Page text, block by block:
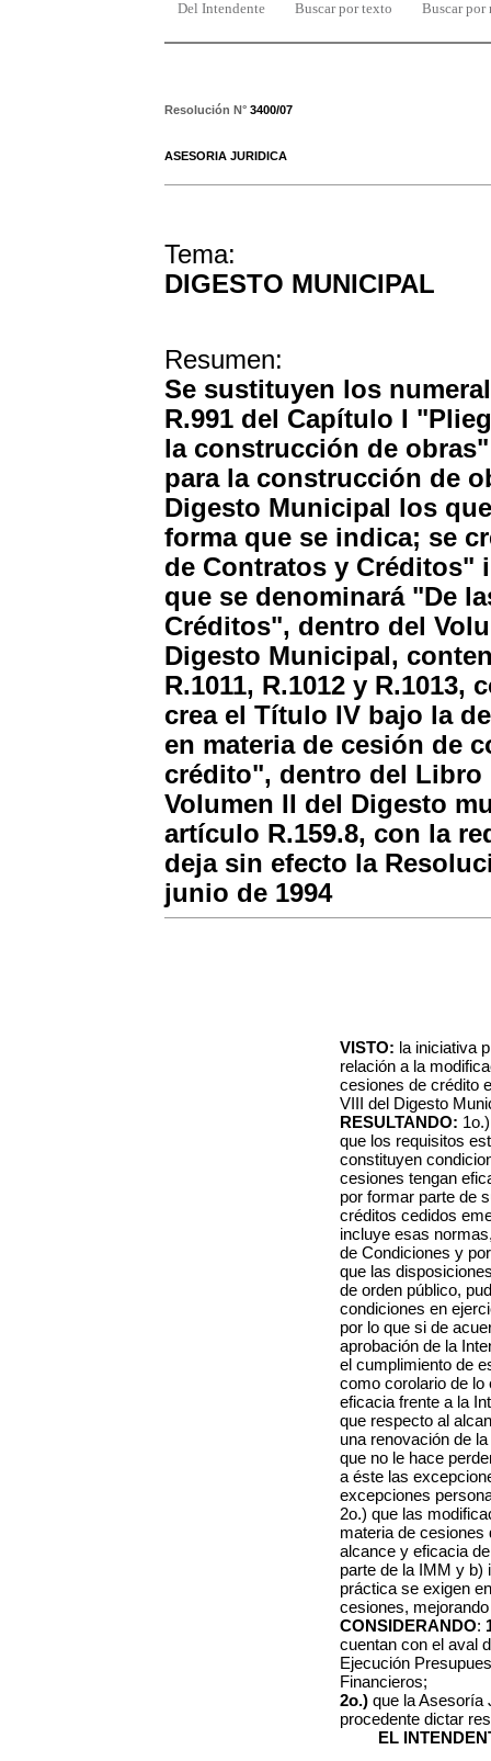
Del Intendente Buscar por texto Buscar por
Resolución N° 3400/07
ASESORIA JURIDICA
Tema:
DIGESTO MUNICIPAL
Resumen:
Se sustituyen los
R.991 del Capítulo I
la construcción de
para la construcción de
Digesto Municipal los
forma que se indica; se
de Contratos y Créditos"
que se denominará "De
Créditos", dentro del
Digesto Municipal,
R.1011, R.1012 y
crea el Título IV bajo la
en materia de cesión de
crédito", dentro del Libro
Volumen II del Digesto
artículo R.159.8, con la
deja sin efecto la
junio de 1994
VISTO: la iniciativa
relación a la
cesiones de crédito
VIII del Digesto
RESULTANDO:
que los requisitos
constituyen
cesiones tengan
por formar parte de
créditos cedidos
incluye esas
de Condiciones y
que las
de orden público,
condiciones en
por lo que si de
aprobación de la
el cumplimiento de
como corolario de lo
eficacia frente a la
que respecto al
una renovación de
que no le hace
a éste las
excepciones
2o.) que las
materia de cesiones
alcance y eficacia
parte de la IMM y b)
práctica se exigen
cesiones,
CONSIDERANDO:
cuentan con el aval
Ejecución
Financieros;
2o.) que la Asesoría
procedente dictar
EL